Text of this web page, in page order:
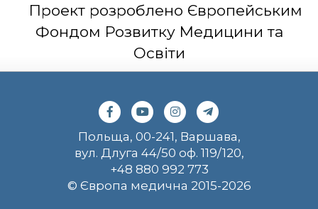
Проект розроблено Європейським
Фондом Розвитку Медицини та
Освіти
Польща, 00-241, Варшава,
вул. Длуга 44/50 оф. 119/120,
+48 880 992 773
© Європа медична 2015-2026